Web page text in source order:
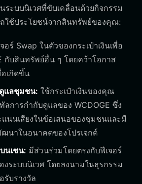
ระบบนิเวศที่ขับเคลื่อนด้วยกิจกรรม
ช้ประโยชน์จากสินทรัพย์ของคุณ:
อร์ Swap ในตัวของกระเป๋าเงินเพื่อ
กับสินทรัพย์อื่น ๆ โดยคว้าโอกาส
เกิดขึ้น
แลชุมชน: ใช้กระเป๋าเงินของคุณ
ลการกำกับดูแลของ WCDOGE ซึ่ง
นนเสียงในข้อเสนอของชุมชนและมี
นาในอนาคตของโปรเจกต์
นเชน: มีส่วนร่วมโดยตรงกับฟีเจอร์
งระบบนิเวศ โดยลงนามในธุรกรรม
รับรางวัล